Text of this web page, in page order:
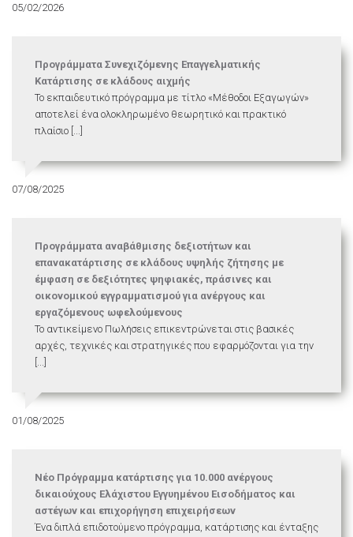
05/02/2026
Προγράμματα Συνεχιζόμενης Επαγγελματικής
Κατάρτισης σε κλάδους αιχμής
Το εκπαιδευτικό πρόγραμμα με τίτλο «Μέθοδοι Εξαγωγών»
αποτελεί ένα ολοκληρωμένο θεωρητικό και πρακτικό
πλαίσιο [...]
07/08/2025
Προγράμματα αναβάθμισης δεξιοτήτων και
επανακατάρτισης σε κλάδους υψηλής ζήτησης με
έμφαση σε δεξιότητες ψηφιακές, πράσινες και
οικονομικού εγγραμματισμού για ανέργους και
εργαζόμενους ωφελούμενους
Το αντικείμενο Πωλήσεις επικεντρώνεται στις βασικές
αρχές, τεχνικές και στρατηγικές που εφαρμόζονται για την
[...]
01/08/2025
Νέο Πρόγραμμα κατάρτισης για 10.000 ανέργους
δικαιούχους Ελάχιστου Εγγυημένου Εισοδήματος και
αστέγων και επιχορήγηση επιχειρήσεων
Ένα διπλά επιδοτούμενο πρόγραμμα, κατάρτισης και ένταξης